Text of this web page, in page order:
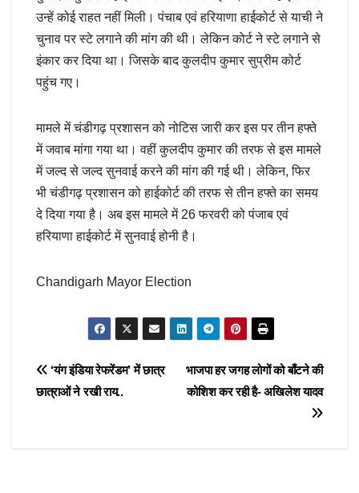
उन्हें कोई राहत नहीं मिली। पंचाब एवं हरियाणा हाईकोर्ट से याची ने
चुनाव पर स्टे लगाने की मांग की थी। लेकिन कोर्ट ने स्टे लगाने से
इंकार कर दिया था। जिसके बाद कुलदीप कुमार सुप्रीम कोर्ट
पहुंच गए।
मामले में चंडीगढ़ प्रशासन को नोटिस जारी कर इस पर तीन हफ्ते
में जवाब मांगा गया था। वहीं कुलदीप कुमार की तरफ से इस मामले
में जल्द से जल्द सुनवाई करने की मांग की गई थी। लेकिन, फिर
भी चंडीगढ़ प्रशासन को हाईकोर्ट की तरफ से तीन हफ्ते का समय
दे दिया गया है। अब इस मामले में 26 फरवरी को पंजाब एवं
हरियाणा हाईकोर्ट में सुनवाई होनी है।
Chandigarh Mayor Election
Post
navigation
भाजपा हर जगह लोगों को बाँटने की
कोशिश कर रही है- अखिलेश यादव
‘यंग इंडिया रेफरेंडम’ में छात्र
छात्राओं ने रखी राय..